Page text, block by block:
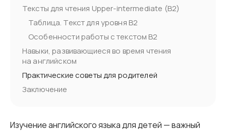
Тексты для чтения Upper-intermediate (B2)
Таблица. Текст для уровня B2
Особенности работы с текстом B2
Навыки, развивающиеся во время чтения
на английском
Практические советы для родителей
Заключение
Изучение английского языка для детей — важный